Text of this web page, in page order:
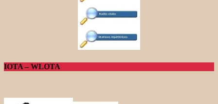
IOTA – WLOTA